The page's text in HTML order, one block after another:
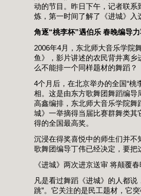
动的节目。昨日下午，记者联
炼，第一时间了解了《进城》入
角逐“桃李杯”遇伯乐 春晚编导
2006年4月，东北师大音乐学院
鱼》，影片讲述的农民背井离
么不能排一个同样题材的舞蹈？
4个月后，在北京举办的全国“桃
相。这是由东方歌舞团舞蹈编
高鑫编排，东北师大音乐学院
城》一举摘得当届比赛群舞类
得的全国最高奖。
沉浸在得奖喜悦中的师生们并
歌舞团编导丁伟已经决定，要
《进城》两次进京送审 将颠覆
凡是看过舞蹈《进城》的人都说
跳”。它关注的是民工题材，它